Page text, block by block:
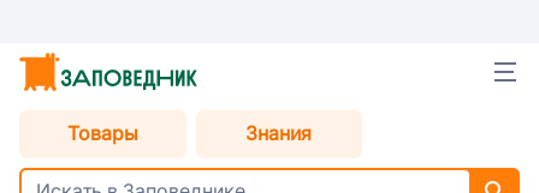
Товары Знания